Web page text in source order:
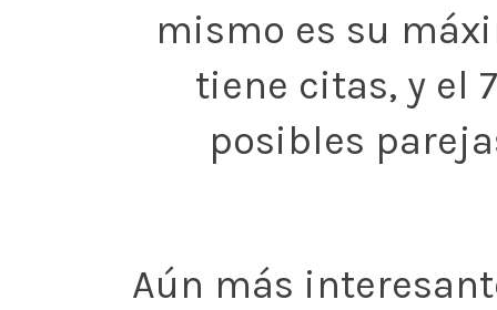
mismo es su
tiene citas, y el
posibles
Aún más